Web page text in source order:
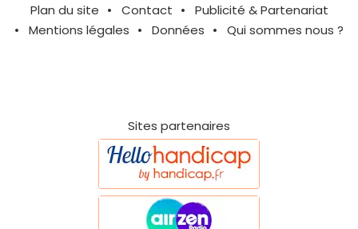
Plan du site Contact
Publicité & Partenariat
Mentions légales
Données Qui sommes nous ?
Sites partenaires